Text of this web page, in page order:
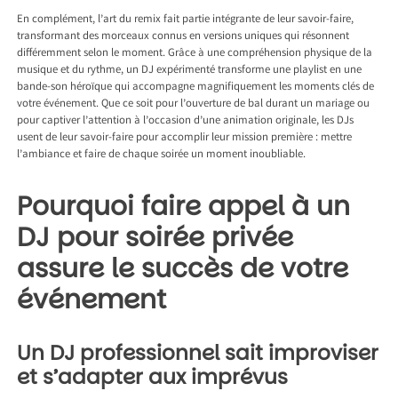
En complément, l’art du remix fait partie intégrante de leur savoir-faire,
transformant des morceaux connus en versions uniques qui résonnent
différemment selon le moment. Grâce à une compréhension physique de la
musique et du rythme, un DJ expérimenté transforme une playlist en une
bande-son héroïque qui accompagne magnifiquement les moments clés de
votre événement. Que ce soit pour l’ouverture de bal durant un mariage ou
pour captiver l’attention à l’occasion d’une animation originale, les DJs
usent de leur savoir-faire pour accomplir leur mission première : mettre
l’ambiance et faire de chaque soirée un moment inoubliable.
Pourquoi faire appel à un
DJ pour soirée privée
assure le succès de votre
événement
Un DJ professionnel sait improviser
et s’adapter aux imprévus